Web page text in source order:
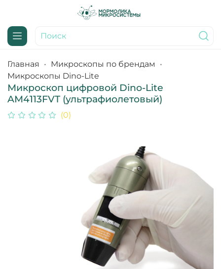
Главная
Микроскопы по брендам
Микроскопы Dino-Lite
Микроскоп цифровой Dino-Lite
AM4113FVT (ультрафиолетовый)
(0)